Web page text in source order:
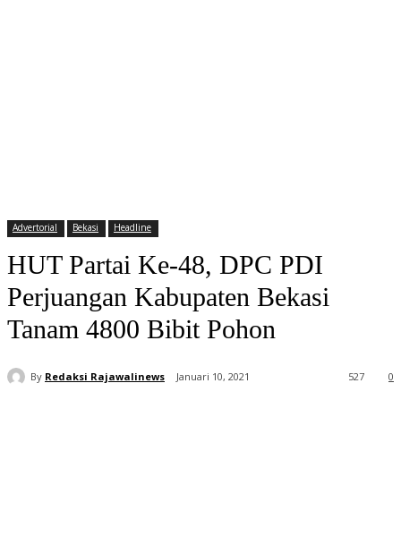
Advertorial Bekasi Headline
HUT Partai Ke-48, DPC PDI
Perjuangan Kabupaten Bekasi
Tanam 4800 Bibit Pohon
By Redaksi Rajawalinews Januari 10, 2021 0
527